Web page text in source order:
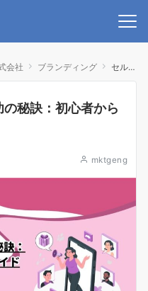
会社 ブランディング セルフブランディング成功の秘訣：初心者から上級者まで徹底ガイド
秘訣：初心者から
mktgeng